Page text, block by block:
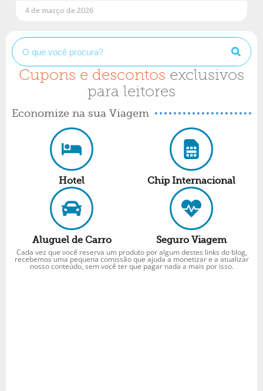
4 de março de 2026
Cupons e descontos exclusivos
para leitores
Economize na sua Viagem
Hotel Chip Internacional
Aluguel de Carro Seguro Viagem
Cada vez que você reserva um produto por algum destes links do blog,
recebemos uma pequena comissão que ajuda a monetizar e a atualizar
nosso conteúdo, sem você ter que pagar nada a mais por isso.